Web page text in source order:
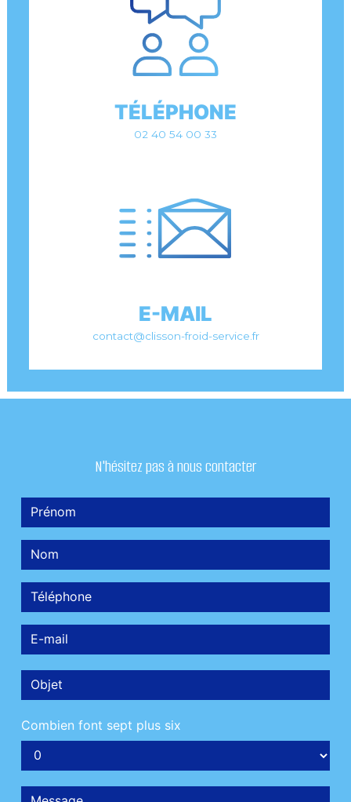
TÉLÉPHONE
02 40 54 00 33
E-MAIL
contact@clisson-froid-service.fr
N'hésitez pas à nous contacter
Combien font sept plus six